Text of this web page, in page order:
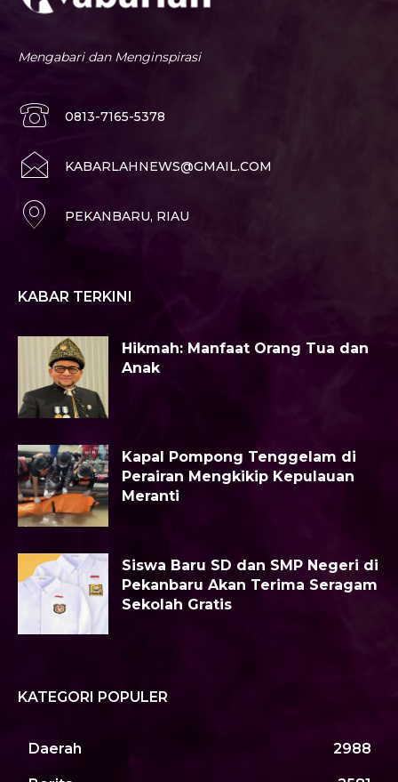
Mengabari dan Menginspirasi
0813-7165-5378
KABARLAHNEWS@GMAIL.COM
PEKANBARU, RIAU
KABAR TERKINI
Hikmah: Manfaat Orang Tua dan
Anak
Kapal Pompong Tenggelam di
Perairan Mengkikip Kepulauan
Meranti
Siswa Baru SD dan SMP Negeri di
Pekanbaru Akan Terima Seragam
Sekolah Gratis
KATEGORI POPULER
Daerah 2988